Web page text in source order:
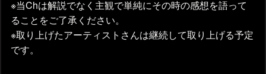
※当Chは解説でなく主観で単純にその時の感想を語って
ることをご了承ください。
※取り上げたアーティストさんは継続して取り上げる予定
です。